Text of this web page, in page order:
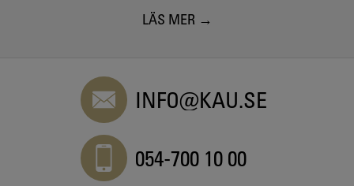
LÄS MER
INFO@KAU.SE
054-700 10 00